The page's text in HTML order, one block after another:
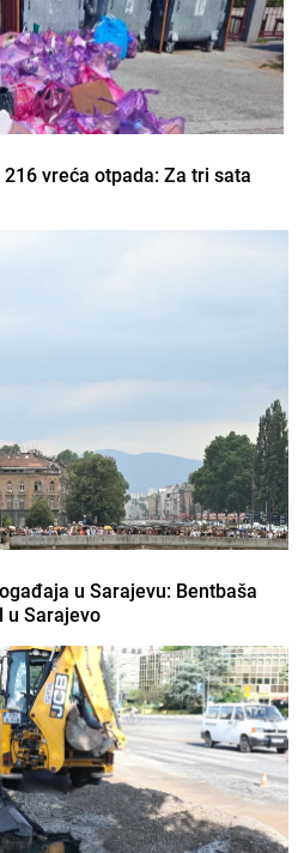
vreća otpada: Za tri sata
u Sarajevu: Bentbaša
u Sarajevo